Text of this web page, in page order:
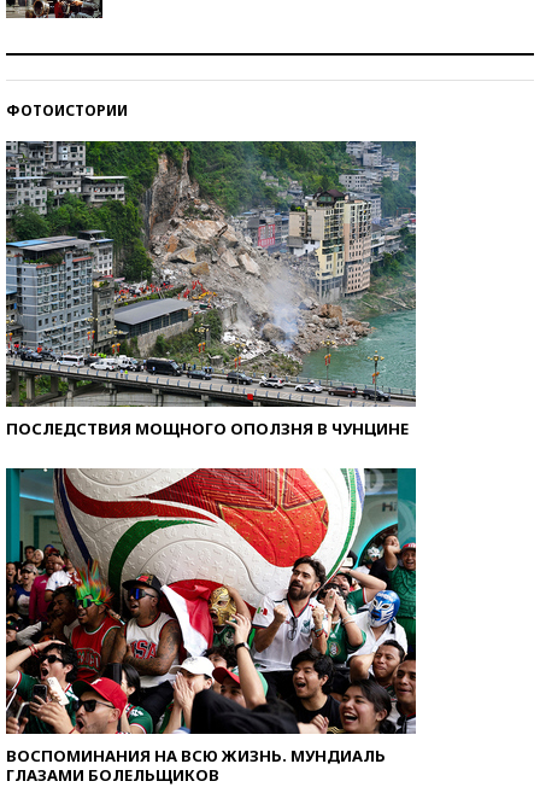
ФОТОИСТОРИИ
ПОСЛЕДСТВИЯ МОЩНОГО ОПОЛЗНЯ В ЧУНЦИНЕ
ВОСПОМИНАНИЯ НА ВСЮ ЖИЗНЬ. МУНДИАЛЬ
ГЛАЗАМИ БОЛЕЛЬЩИКОВ